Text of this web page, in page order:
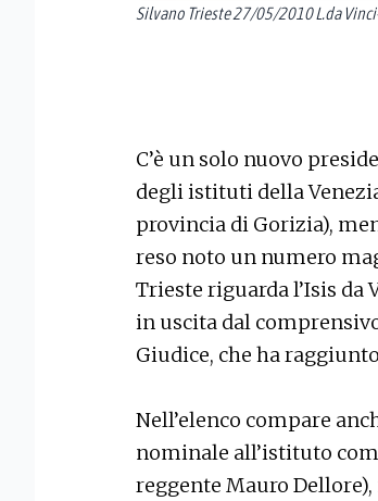
Silvano Trieste 27/05/2010 L.da
C’è un solo nuovo
degli istituti della
provincia di Gorizia),
reso noto un numero
Trieste riguarda l’Isis
in uscita dal
Giudice, che ha
Nell’elenco compare
nominale all’istituto
reggente Mauro